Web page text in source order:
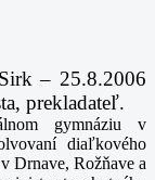
– 25.8.2006
prekladateľ.
gymnáziu v
diaľkového
Drnave, Rožňave a